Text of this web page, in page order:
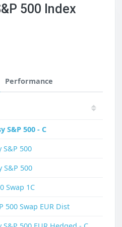
500 Index
Performance
S&P 500 - C
S&P 500
S&P 500
Swap 1C
500 Swap EUR Dist